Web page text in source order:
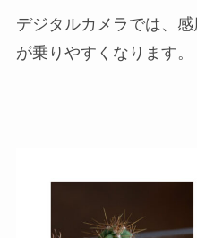
デジタルカメラでは、
が乗りやすくなります。